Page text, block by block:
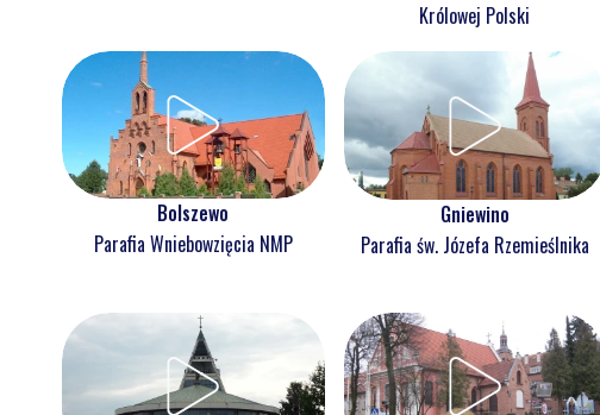
Królowej Polski
Bolszewo
Parafia Wniebowzięcia NMP
Gniewino
Parafia św. Józefa Rzemieślnika